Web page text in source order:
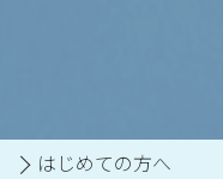
はじめての方へ